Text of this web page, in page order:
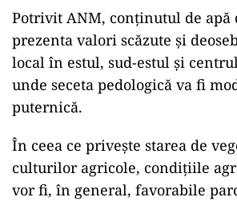
Potrivit ANM, conţinutul de apă
prezenta valori scăzute şi
local în estul, sud-estul şi
unde seceta pedologică va fi
puternică.
În ceea ce priveşte starea de
culturilor agricole, condiţiile
vor fi, în general, favorabile